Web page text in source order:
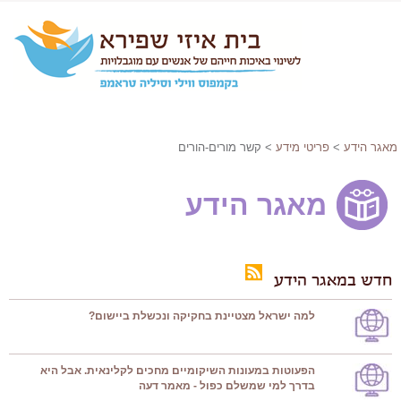
מאגר הידע > פריטי מידע > קשר מורים-הורים
מאגר הידע
חדש במאגר הידע
למה ישראל מצטיינת בחקיקה ונכשלת ביישום?
הפעוטות במעונות השיקומיים מחכים לקלינאית. אבל היא
בדרך למי שמשלם כפול - מאמר דעה